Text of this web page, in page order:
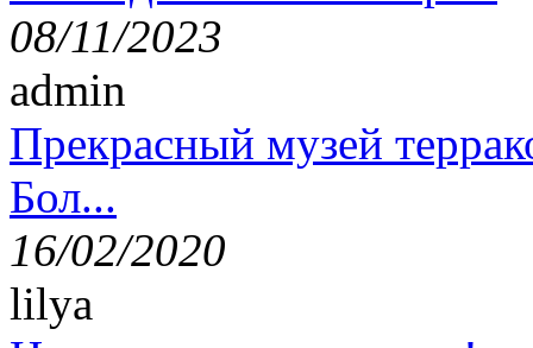
08/11/2023
admin
Прекрасный музей
Бол...
16/02/2020
lilya